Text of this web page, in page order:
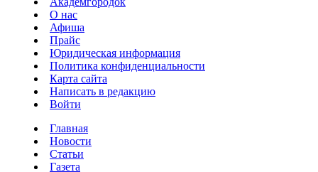
О нас
Афиша
Прайс
Юридическая информация
Политика конфиденциальности
Карта сайта
Написать в редакцию
Войти
Главная
Новости
Статьи
Газета